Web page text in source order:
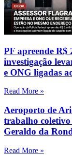
PF apreende R$
investigação
e ONG ligadas
Read More »
Aeroporto de
trabalho
Geraldo da
Read More »